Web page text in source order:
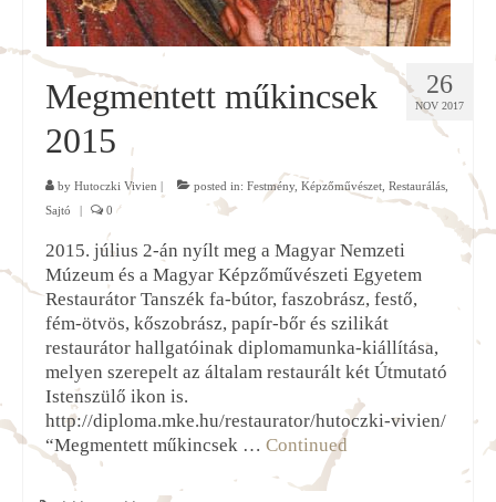
26
NOV 2017
Megmentett műkincsek
2015
by Hutoczki Vivien | posted in: Festmény, Képzőművészet Restaurálás
Sajtó
| 0
2015. július 2-án nyílt meg a Magyar Nemzeti
Múzeum és a Magyar Képzőművészeti Egyetem
Restaurátor Tanszék fa-bútor, faszobrász, festő,
fém-ötvös, kőszobrász, papír-bőr és szilikát
restaurátor hallgatóinak diplomamunka-kiállítása,
melyen szerepelt az általam restaurált két Útmutató
Istenszülő ikon is.
http://diploma.mke.hu/restaurator/hutoczki-vivien/
“Megmentett műkincsek … Continued